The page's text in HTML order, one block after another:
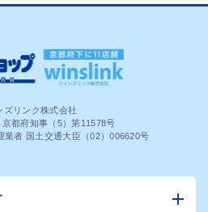
ズリンク株式会社
都府知事（5）第11578号
業者 国土交通大臣（02）006620号